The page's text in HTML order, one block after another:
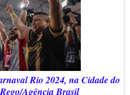
Rio 2024, na Cidade do
Agência Brasil